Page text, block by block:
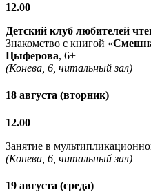
12.00
Детский клуб любителей
Знакомство с книгой «
Цыферова, 6+
(Конева, 6, читальный зал)
18 августа (вторник)
12.00
Занятие в
(Конева, 6, читальный зал)
19 августа (среда)